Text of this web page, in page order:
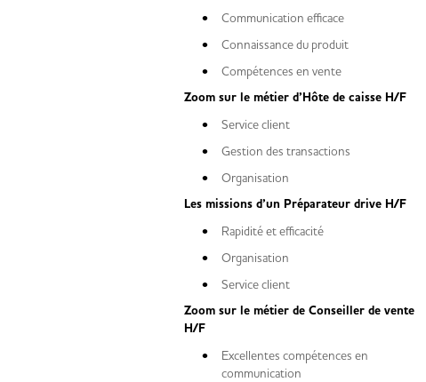
Communication efficace
Connaissance du produit
Compétences en vente
Zoom sur le métier d’Hôte de caisse H/F
Service client
Gestion des transactions
Organisation
Les missions d’un Préparateur drive H/F
Rapidité et efficacité
Organisation
Service client
Zoom sur le métier de Conseiller de vente
H/F
Excellentes compétences en
communication